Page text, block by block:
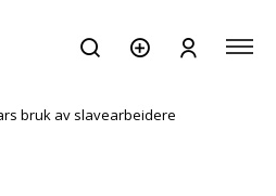
bruk av slavearbeidere